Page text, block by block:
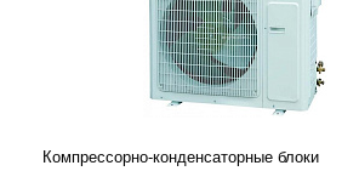
Компрессорно-конденсаторные блоки